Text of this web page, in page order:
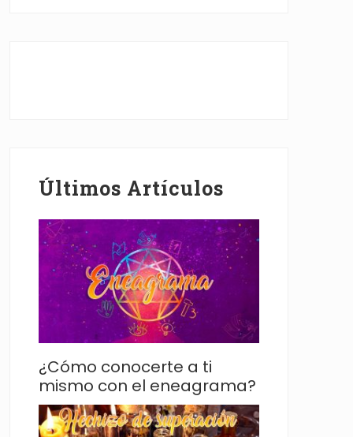
Últimos Artículos
¿Cómo conocerte a ti
mismo con el eneagrama?